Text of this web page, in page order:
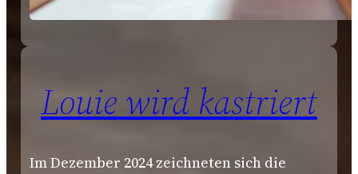
Louie wird kastriert
Im Dezember 2024 zeichneten sich die